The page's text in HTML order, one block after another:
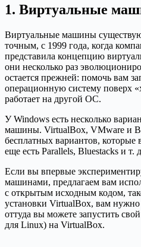
1. Виртуальные
Виртуальные машины
точным, с 1999 года, когда
представила концепцию
они несколько раз
остается прежней: помочь вам
операционную систему поверх
работает на другой ОС.
У Windows есть несколько
машины. VirtualBox, VMware и
бесплатных вариантов,
еще есть Parallels, Bluestacks и т.
Если вы впервые
машинами, предлагаем вам
с открытым исходным кодом,
установки VirtualBox, вам
оттуда вы можете запустить
для Linux) на VirtualBox.